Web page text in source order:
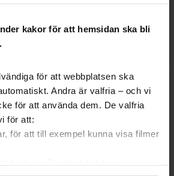
kakor för att hemsidan ska bli
för att webbplatsen ska
Andra är valfria – och vi
för att använda dem. De valfria
för att:
för att till exempel kunna visa filmer
5 min